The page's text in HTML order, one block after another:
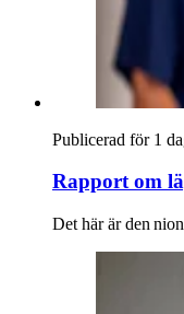
Publicerad för 1
Rapport om
Det här är den